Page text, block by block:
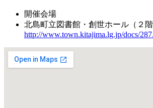
開催会場
北島町立図書館・創世ホール（２階
http://www.town.kitajima.lg.jp/docs/